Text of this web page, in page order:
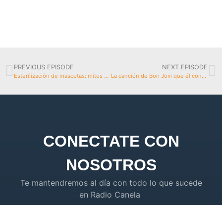
PREVIOUS EPISODE
Esterilización de mascotas: mitos y verdades
NEXT EPISODE
La canción de Bon Jovi que él considera un error
CONECTATE CON
NOSOTROS
Te mantendremos al día con todo lo que sucede
en Radio Canela